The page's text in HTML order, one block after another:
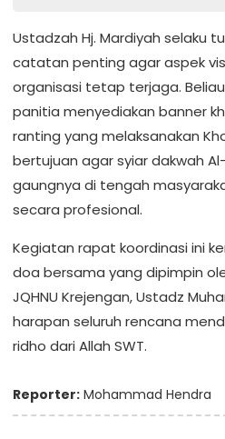
Ustadzah Hj. Mardiyah selaku
catatan penting agar aspek
organisasi tetap terjaga.
panitia menyediakan banner
ranting yang melaksanakan
bertujuan agar syiar dakwah
gaungnya di tengah
secara profesional.
Kegiatan rapat koordinasi ini
doa bersama yang dipimpin
JQHNU Krejengan, Ustadz
harapan seluruh rencana
ridho dari Allah SWT.
Reporter: Mohammad Hendra